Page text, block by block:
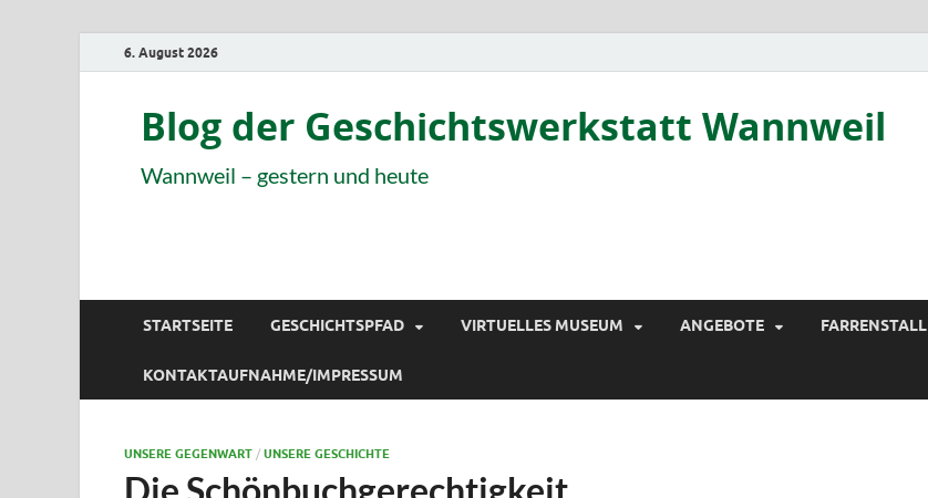
6. August 2026
Blog der Geschichtswerkstatt Wannweil
Wannweil – gestern und heute
STARTSEITE GESCHICHTSPFAD VIRTUELLES MUSEUM ANGEBOTE FARRENSTALL
KONTAKTAUFNAHME/IMPRESSUM
UNSERE GEGENWART / UNSERE GESCHICHTE